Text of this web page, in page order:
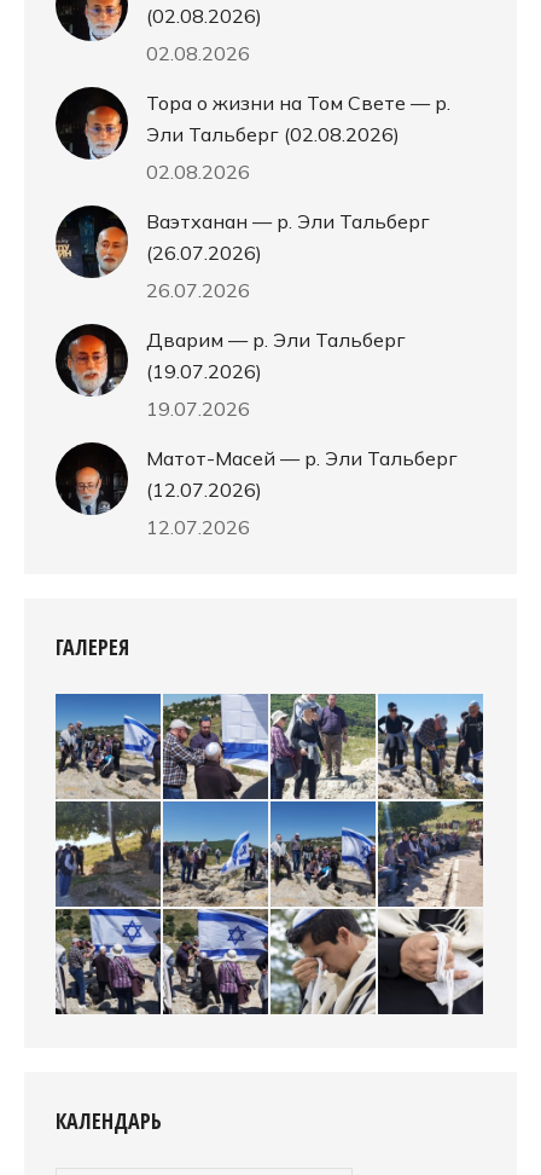
(02.08.2026)
02.08.2026
Тора о жизни на Том Свете — р.
Эли Тальберг (02.08.2026)
02.08.2026
Ваэтханан — р. Эли Тальберг
(26.07.2026)
26.07.2026
Дварим — р. Эли Тальберг
(19.07.2026)
19.07.2026
Матот-Масей — р. Эли Тальберг
(12.07.2026)
12.07.2026
ГАЛЕРЕЯ
КАЛЕНДАРЬ